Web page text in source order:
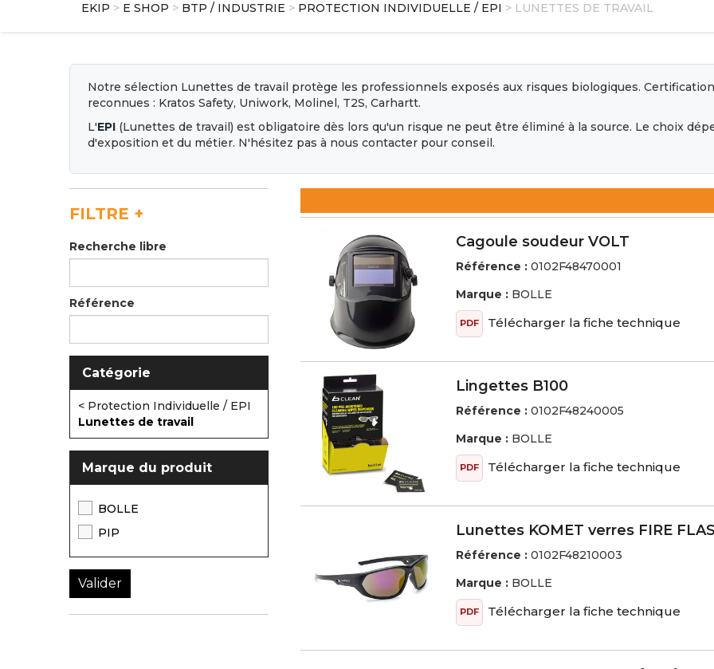
EKIP > E SHOP > BTP / INDUSTRIE > PROTECTION INDIVIDUELLE / EPI > LUNETTES DE TRAVAIL
Notre sélection Lunettes de travail protège les professionnels exposés aux risques biologiques.
reconnues : Kratos Safety, Uniwork, Molinel, T2S, Carhartt.
L'EPI (Lunettes de travail) est obligatoire dès lors qu'un risque ne peut être éliminé à la source. Le choix
d'exposition et du métier. N'hésitez pas à nous contacter pour conseil.
FILTRE +
Recherche libre
Référence
Catégorie
< Protection Individuelle / EPI
Lunettes de travail
Marque du produit
BOLLE
PIP
Cagoule soudeur VOLT
Référence : 0102F48470001
Marque : BOLLE
PDF Télécharger la fiche technique
Lingettes B100
Référence : 0102F48240005
Marque : BOLLE
PDF Télécharger la fiche technique
Lunettes KOMET verres FIRE
Référence : 0102F48210003
Marque : BOLLE
PDF Télécharger la fiche technique